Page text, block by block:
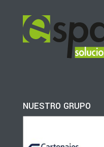
NUESTRO GRUPO